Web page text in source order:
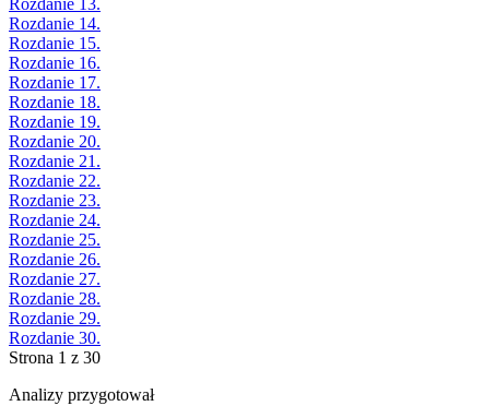
Rozdanie 13.
Rozdanie 14.
Rozdanie 15.
Rozdanie 16.
Rozdanie 17.
Rozdanie 18.
Rozdanie 19.
Rozdanie 20.
Rozdanie 21.
Rozdanie 22.
Rozdanie 23.
Rozdanie 24.
Rozdanie 25.
Rozdanie 26.
Rozdanie 27.
Rozdanie 28.
Rozdanie 29.
Rozdanie 30.
Strona 1 z 30
Analizy przygotował